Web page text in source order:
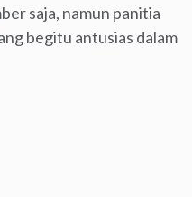
saja, namun panitia
begitu antusias dalam